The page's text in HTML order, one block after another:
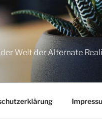
Welt der Alternate